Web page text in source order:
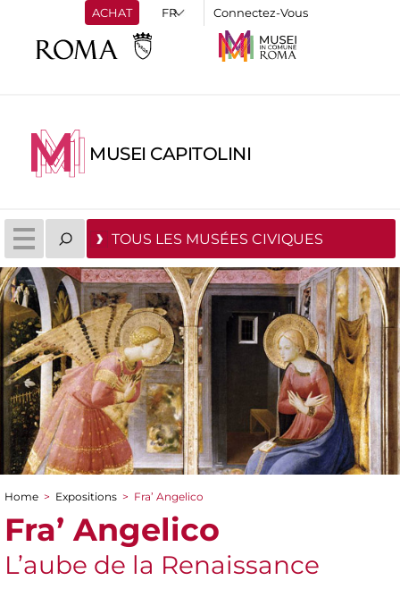
ACHAT Connectez-Vous
MUSEI CAPITOLINI
TOUS LES MUSÉES CIVIQUES
You are here
Home > Expositions > Fra’ Angelico
Fra’ Angelico
L’aube de la Renaissance